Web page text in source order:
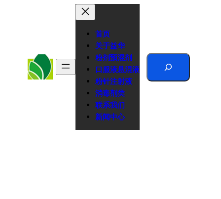
首页
关于益华
粉剂预混剂
口服液悬混液
粉针注射液
消毒剂类
联系我们
新闻中心
Search